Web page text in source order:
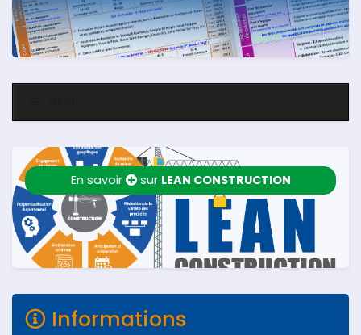
En savoir sur LEAN CONSTRUCTION
Informations